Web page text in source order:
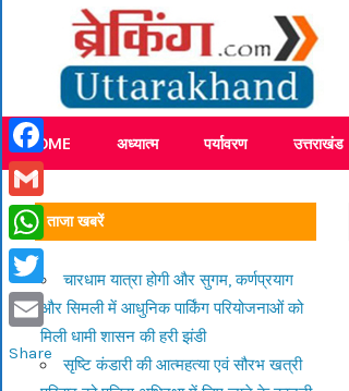
content
Breaking News Uttarakhand
HOME अध्यात्म पर्यावरण उत्तराखंड
ताजा खबरें
चारधाम यात्रा होगी और सुगम, कर्णप्रयाग
और सिमली में आधुनिक पार्किंग परियोजनाओं को
मिली धामी शासन की हरी झंडी
सृष्टि कंडारी की आत्महत्या एवं सौरभ खत्री
Facebook
Gmail
WhatsApp
Twitter
Email
Share